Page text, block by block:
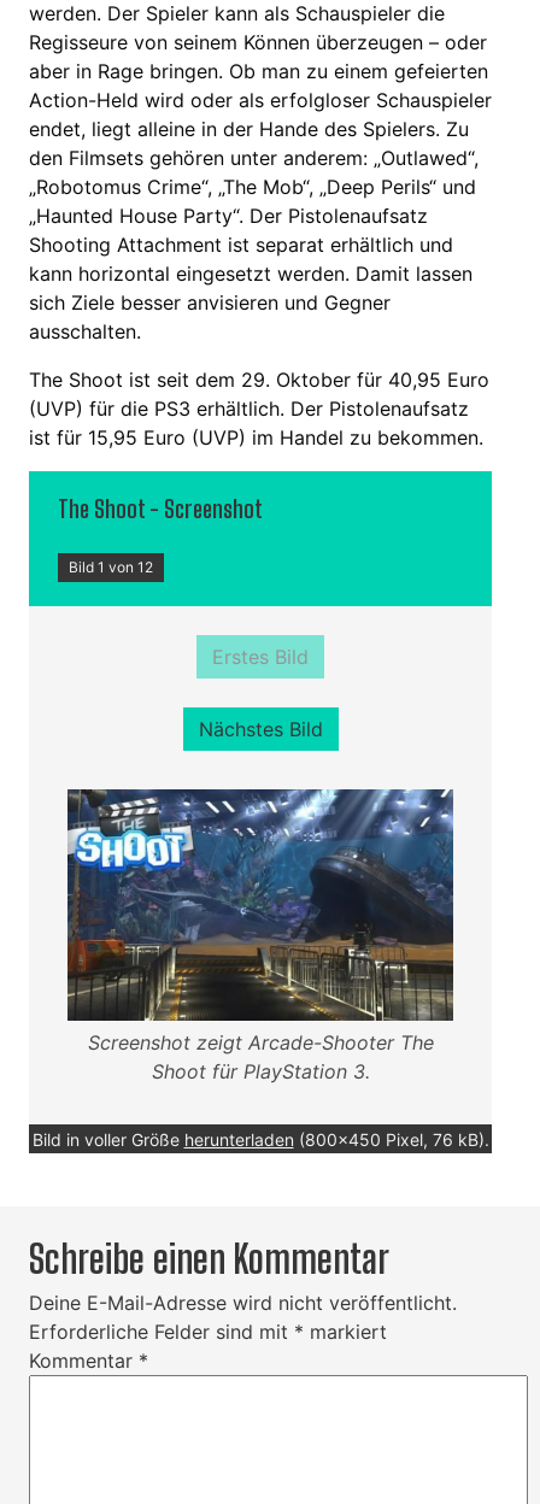
werden. Der Spieler kann als Schauspieler die
Regisseure von seinem Können überzeugen – oder
aber in Rage bringen. Ob man zu einem gefeierten
Action-Held wird oder als erfolgloser Schauspieler
endet, liegt alleine in der Hande des Spielers. Zu
den Filmsets gehören unter anderem: „Outlawed“,
„Robotomus Crime“, „The Mob“, „Deep Perils“ und
„Haunted House Party“. Der Pistolenaufsatz
Shooting Attachment ist separat erhältlich und
kann horizontal eingesetzt werden. Damit lassen
sich Ziele besser anvisieren und Gegner
ausschalten.
The Shoot ist seit dem 29. Oktober für 40,95 Euro
(UVP) für die PS3 erhältlich. Der Pistolenaufsatz
ist für 15,95 Euro (UVP) im Handel zu bekommen.
The Shoot - Screenshot
Bild 1 von 12
Erstes Bild
Nächstes Bild
Screenshot zeigt Arcade-Shooter The
Shoot für PlayStation 3.
Bild in voller Größe herunterladen (800x450 Pixel, 76 kB).
Schreibe einen Kommentar
Deine E-Mail-Adresse wird nicht veröffentlicht.
Erforderliche Felder sind mit * markiert
Kommentar *